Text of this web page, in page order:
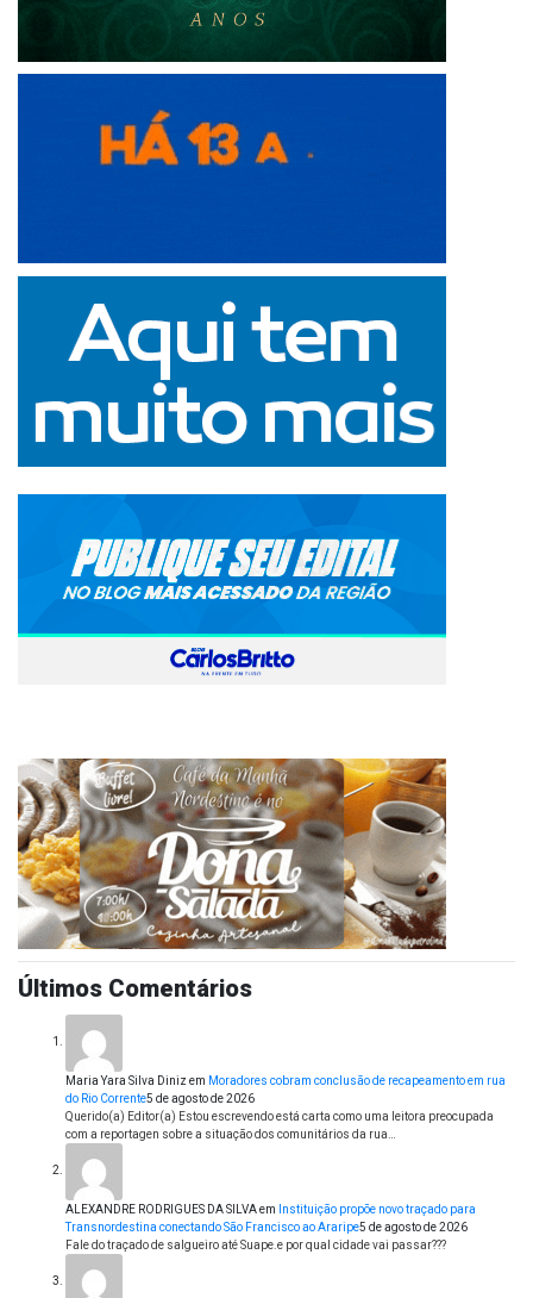
Últimos Comentários
Maria Yara Silva Diniz em Moradores cobram conclusão de recapeamento em rua
do Rio Corrente5 de agosto de 2026
Querido(a) Editor(a) Estou escrevendo está carta como uma leitora preocupada
com a reportagen sobre a situação dos comunitários da rua…
ALEXANDRE RODRIGUES DA SILVAem
Instituição propõe novo traçado para
Transnordestina conectando São Francisco ao Araripe5 de agosto de 2026
Fale do traçado de salgueiro até Suape.e por qual cidade vai passar???